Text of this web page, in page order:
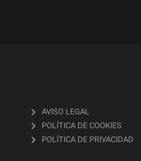
AVISO LEGAL
POLÍTICA DE COOKIES
POLÍTICA DE PRIVACIDAD